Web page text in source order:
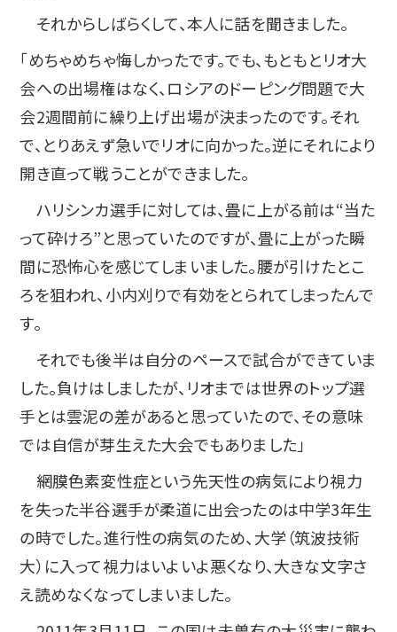
それからしばらくして、本人に話を聞きました。
「めちゃめちゃ悔しかったです。でも、もともとリオ大
会への出場権はなく、ロシアのドーピング問題で大
会2週間前に繰り上げ出場が決まったのです。それ
で、とりあえず急いでリオに向かった。逆にそれにより
開き直って戦うことができました。
ハリシンカ選手に対しては、畳に上がる前は“当た
って砕けろ”と思っていたのですが、畳に上がった瞬
間に恐怖心を感じてしまいました。腰が引けたとこ
ろを狙われ、小内刈りで有効をとられてしまったんで
す。
それでも後半は自分のペースで試合ができていま
した。負けはしましたが、リオまでは世界のトップ選
手とは雲泥の差があると思っていたので、その意味
では自信が芽生えた大会でもありました」
網膜色素変性症という先天性の病気により視力
を失った半谷選手が柔道に出会ったのは中学3年生
の時でした。進行性の病気のため、大学（筑波技術
大）に入って視力はいよいよ悪くなり、大きな文字さ
え読めなくなってしまいました。